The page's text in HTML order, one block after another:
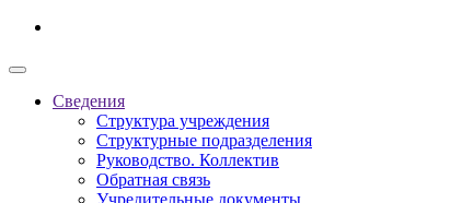
Сведения
Структура учреждения
Структурные подразделения
Руководство. Коллектив
Обратная связь
Учредительные документы